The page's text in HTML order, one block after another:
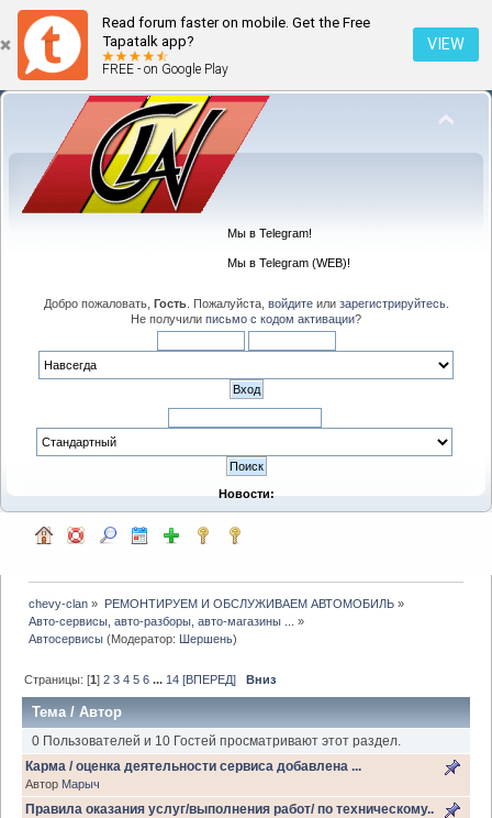
Read forum faster on mobile. Get the Free
Tapatalk app?
FREE - on Google Play
VIEW
Мы в Telegram!
Мы в Telegram (WEB)!
Добро пожаловать, Гость. Пожалуйста, войдитеили зарегистрируйтесь.
Не получили письмо с кодом активации?
Новости:
chevy-clan » РЕМОНТИРУЕМ И ОБСЛУЖИВАЕМ АВТОМОБИЛЬ»
Авто-сервисы, авто-разборы, авто-магазины ...
»
Автосервисы (Модератор: Шершень)
Страницы: [1]2 3 4 5 6 ... 14 [ВПЕРЕД] Вниз
Тема /Автор
0 Пользователей и 10 Гостей просматривают этот раздел.
Карма / оценка деятельности сервиса добавлена ...
Автор Марыч
Правила оказания услуг/выполнения работ/ по техническому..